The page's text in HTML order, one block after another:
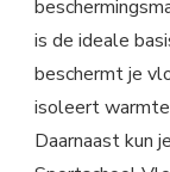
is de ideale
beschermt je
isoleert
Daarnaast kun